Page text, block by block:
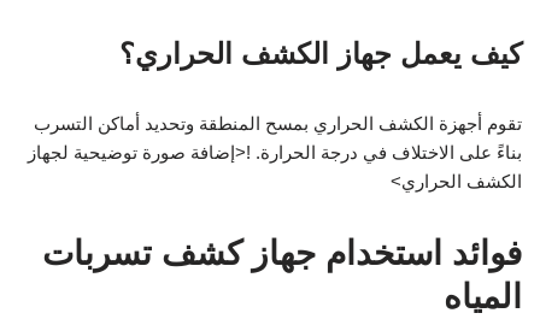
كيف يعمل جهاز الكشف الحراري؟
تقوم أجهزة الكشف الحراري بمسح المنطقة وتحديد أماكن التسرب
بناءً على الاختلاف في درجة الحرارة. !<إضافة صورة توضيحية لجهاز
الكشف الحراري>
فوائد استخدام جهاز كشف تسربات
المياه